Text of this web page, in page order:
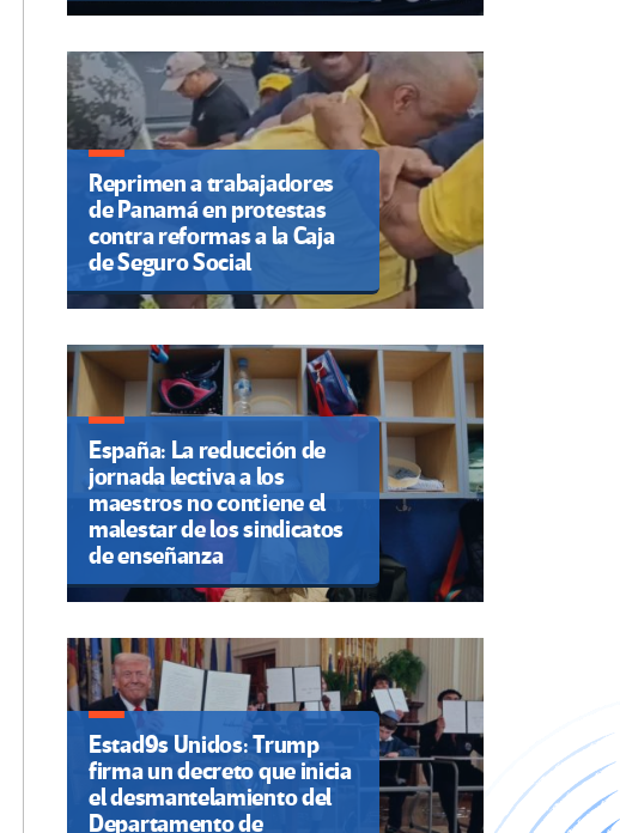
Reprimen a trabajadores
de Panamá en protestas
contra reformas a la Caja
de Seguro Social
España: La reducción de
jornada lectiva a los
maestros no contiene el
malestar de los sindicatos
de enseñanza
Estad9s Unidos: Trump
firma un decreto que inicia
el desmantelamiento del
Departamento de